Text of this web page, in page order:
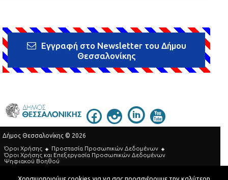
Εγγραφή στο Newsletter του Δήμου
Θεσσαλονίκης
Δήμος Θεσσαλονίκης © 2026
Όροι Χρήσης
Προστασία Προσωπικών Δεδομένων
Όροι Xρήσης και Eπεξεργασία Προσωπικών Δεδομένων
Ψηφιακού Βοηθού
Τηλεφωνικός Κατάλογος
Χρησιμοποιούμε cookies για να σας προσφέρουμε την καλύτερη